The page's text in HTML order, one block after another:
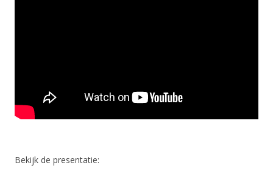
Bekijk de presentatie: